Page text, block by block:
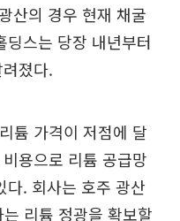
산의 경우 현재 채굴
스는 당장 내년부터
졌다.
튬 가격이 저점에 달
용으로 리튬 공급망
다. 회사는 호주 광산
리튬 정광을 확보할